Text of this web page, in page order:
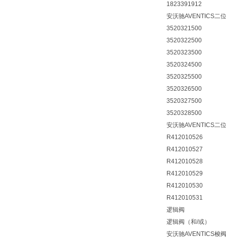
1823391912
安沃驰AVENTICS二
3520321500
3520322500
3520323500
3520324500
3520325500
3520326500
3520327500
3520328500
安沃驰AVENTICS二
R412010526
R412010527
R412010528
R412010529
R412010530
R412010531
逻辑阀
逻辑阀（和/或）
安沃驰AVENTICS梭